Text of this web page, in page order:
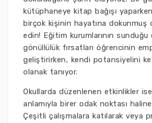
kütüphaneye kitap bağışı
birçok kişinin hayatına dokunmuş
edin! Eğitim kurumlarının
gönüllülük fırsatları öğrencinin
geliştirirken, kendi potansiyelini
olanak tanıyor.
Okullarda düzenlenen etkinlikler
anlamıyla birer odak noktası
Çeşitli çalışmalara katılarak veya